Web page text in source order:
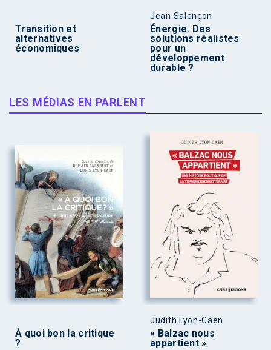
Transition et
alternatives
économiques
Jean Salençon
Énergie. Des
solutions réalistes
pour un
développement
durable ?
LES MÉDIAS EN PARLENT
À quoi bon la critique
?
Judith Lyon-Caen
« Balzac nous
appartient »